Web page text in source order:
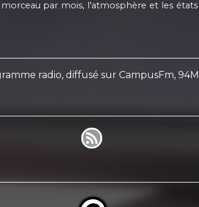
par mois, l'atmosphère et les
radio, diffusé sur CampusFm,